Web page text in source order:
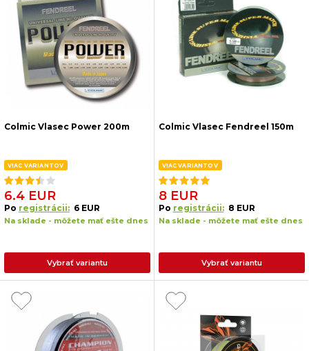
Colmic Vlasec Power 200m
VIAC VARIANTOV
6.4 EUR
Po registrácii: 6 EUR
Na sklade - môžete mať ešte dnes
Vybrať variantu
Colmic Vlasec Fendreel 150m
VIAC VARIANTOV
8 EUR
Po registrácii: 8 EUR
Na sklade - môžete mať ešte dnes
Vybrať variantu